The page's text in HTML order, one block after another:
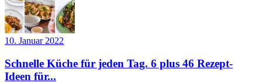
10. Januar 2022
Schnelle Küche für jeden Tag. 6 plus 46 Rezept-
Ideen für...